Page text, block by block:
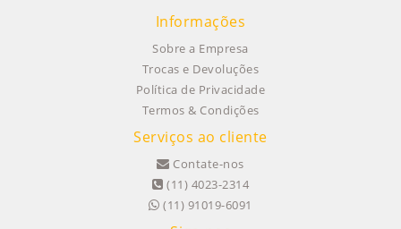
Informações
Sobre a Empresa
Trocas e Devoluções
Política de Privacidade
Termos & Condições
Serviços ao cliente
Contate-nos
(11) 4023-2314
(11) 91019-6091